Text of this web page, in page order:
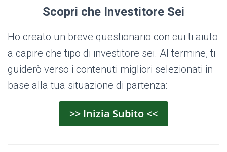
Scopri che Investitore Sei
Ho creato un breve questionario con cui ti aiuto
a capire che tipo di investitore sei. Al termine, ti
guiderò verso i contenuti migliori selezionati in
base alla tua situazione di partenza:
>> Inizia Subito <<